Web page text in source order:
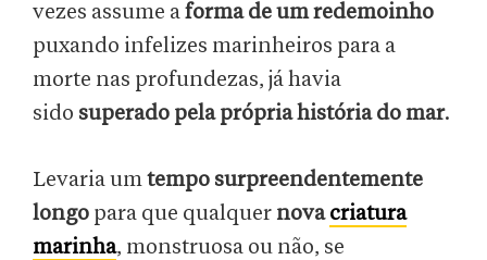
vezes assume aforma de um redemoinho
puxando infelizes marinheiros para a
morte nas profundezas, já havia
sido superado pela própria história do mar.
Levaria umtempo surpreendentemente
longo para que qualquer novacriatura
marinha, monstruosa ou não, se